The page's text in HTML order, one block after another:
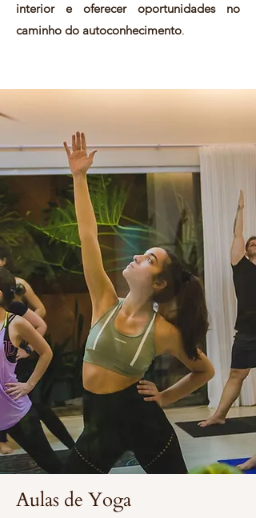
interior e oferecer oportunidades no
caminho do autoconhecimento.
Aulas de Yoga